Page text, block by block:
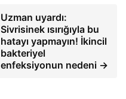
Uzman uyardı:
Sivrisinek ısırığıyla bu
hatayı yapmayın! İkincil
bakteriyel
enfeksiyonun nedeni →